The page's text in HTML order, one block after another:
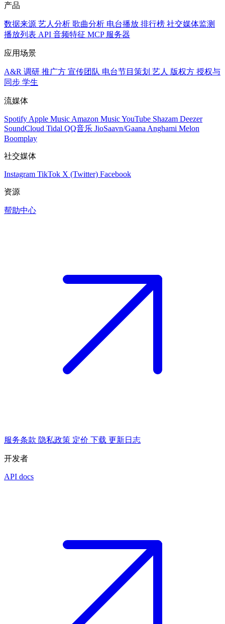
产品
数据来源 艺人分析 歌曲分析 电台播放 排行榜 社交媒体监测
播放列表 API 音频特征 MCP 服务器
应用场景
A&R 调研 推广方 宣传团队 电台节目策划 艺人 版权方 授权与
同步 学生
流媒体
Spotify Apple Music Amazon MusicYouTube Shazam Deezer
SoundCloud Tidal QQ音乐 JioSaavn/Gaana Anghami Melon
Boomplay
社交媒体
Instagram TikTok X (Twitter) Facebook
资源
帮助中心
服务条款 隐私政策 定价 下载 更新日志
开发者
API docs